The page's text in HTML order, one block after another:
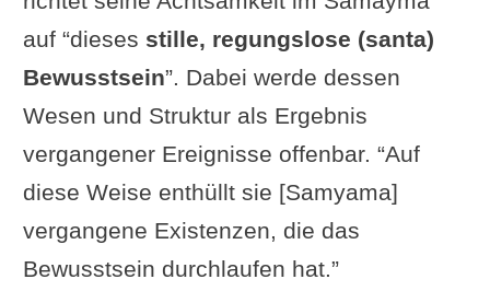
auf “dieses stille, regungslose (santa)
Bewusstsein”. Dabei werde dessen
Wesen und Struktur als Ergebnis
vergangener Ereignisse offenbar. “Auf
diese Weise enthüllt sie [Samyama]
vergangene Existenzen, die das
Bewusstsein durchlaufen hat.”